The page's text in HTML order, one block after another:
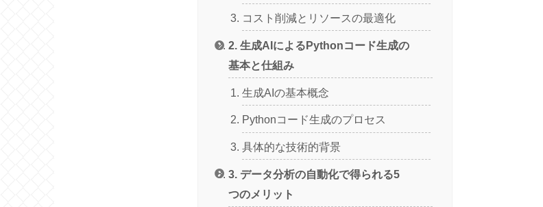
コスト削減とリソースの最適化
2. 生成AIによるPythonコード生成の
基本と仕組み
生成AIの基本概念
Pythonコード生成のプロセス
具体的な技術的背景
3. データ分析の自動化で得られる5
つのメリット